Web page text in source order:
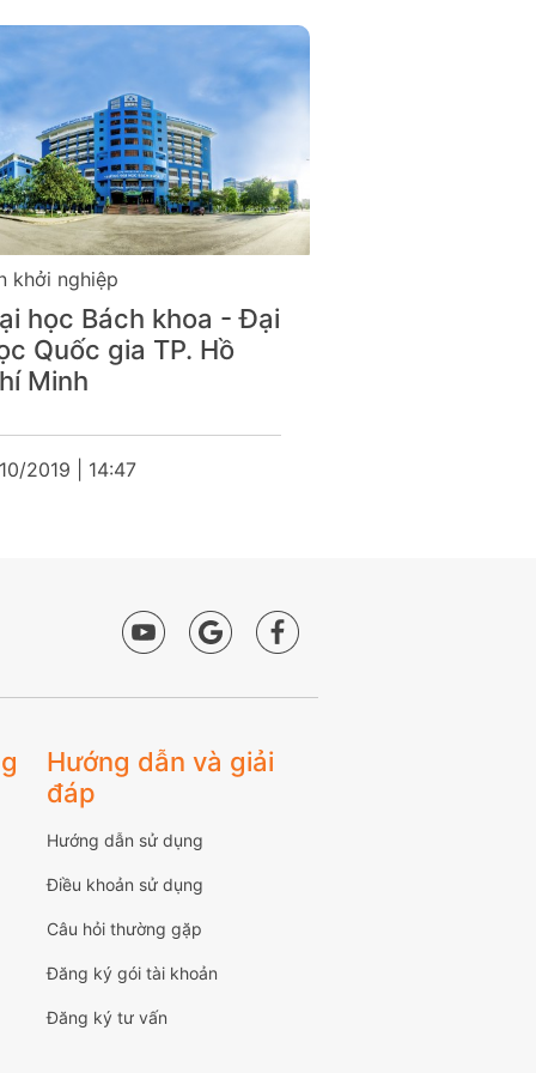
khởi nghiệp
học Bách khoa - Đại
Quốc gia TP. Hồ
Minh
2019 | 14:47
Hướng dẫn và giải
đáp
Hướng dẫn sử dụng
Điều khoản sử dụng
Câu hỏi thường gặp
Đăng ký gói tài khoản
Đăng ký tư vấn